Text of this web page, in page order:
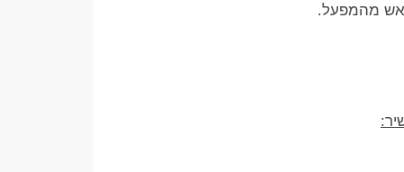
מהמפעל.